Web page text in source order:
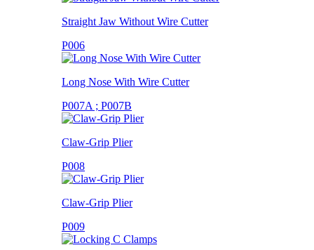
Straight Jaw Without Wire Cutter
P006
Long Nose With Wire Cutter
P007A ; P007B
Claw-Grip Plier
P008
Claw-Grip Plier
P009